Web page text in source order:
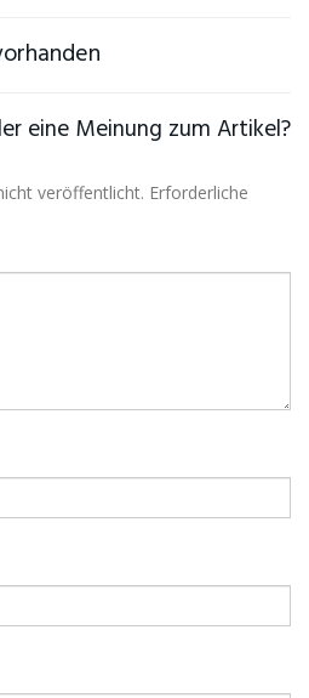
eine Meinung zum Artikel?
veröffentlicht. Erforderliche